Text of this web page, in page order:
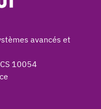
avancés et
10054